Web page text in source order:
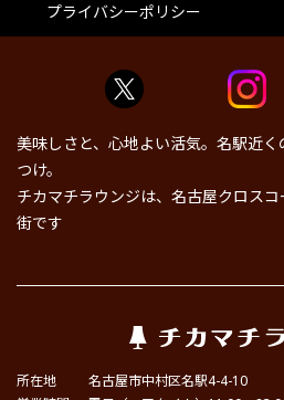
プライバシーポリシー
美味しさと、心地よい活気。名駅近
つけ。
チカマチラウンジは、名古屋クロス
街です
所在地
名古屋市中村区名駅4-4-10